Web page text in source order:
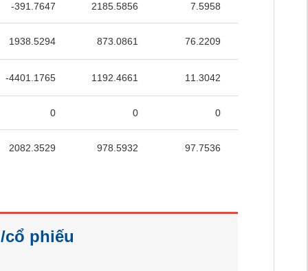
-391.7647 2185.5856 7.5958
1938.5294 873.0861 76.2209
-4401.1765 1192.4661 11.3042
0 0 0
2082.3529 978.5932 97.7536
cổ phiếu